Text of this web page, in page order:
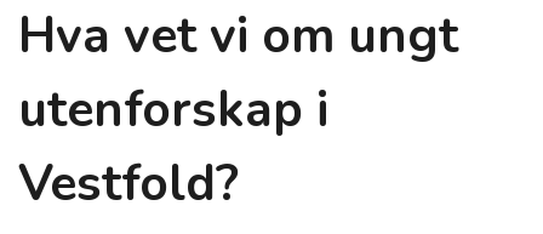
Hva vet vi om ungt
utenforskap i
Vestfold?